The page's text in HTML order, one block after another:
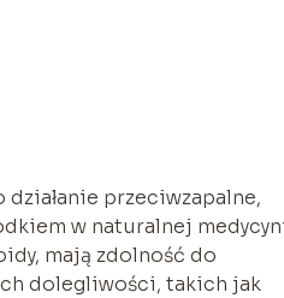
przeciwzapalne,
w naturalnej
mają zdolność do
dolegliwości, takich jak